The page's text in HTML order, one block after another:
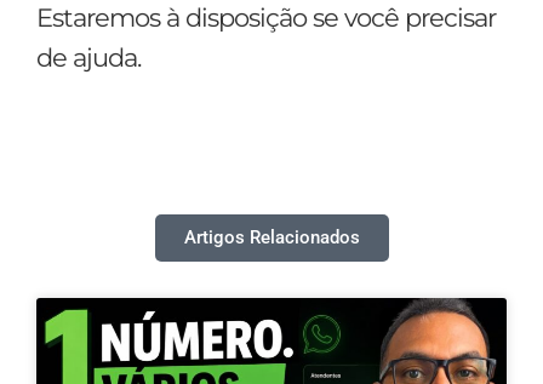
Estaremos à disposição se você precisar
de ajuda.
Artigos Relacionados